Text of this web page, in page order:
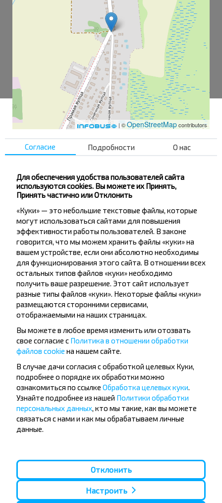
| ©OpenStreetMapcontributors
Заречная
Хотите
путешествовать
дешевле?
Не пропусти специальные акции, скидки и
другие интересные предложения INFOBUS.
Подпишись на получение новостей и
путешествуй с нами дешевле!
Подписаться
Популярные автобусные
направления
Согласие Подробности О нас
Для обеспечения удобства пользователей сайта
используются cookies. Вы можете их Принять,
Принять частично или Отклонить
«Куки» — это небольшие текстовые файлы, которые
могут использоваться сайтами для повышения
эффективности работы пользователей. В законе
говорится, что мы можем хранить файлы «куки» на
вашем устройстве, если они абсолютно необходимы
для функционирования этого сайта. В отношении всех
остальных типов файлов «куки» необходимо
получить ваше разрешение. Этот сайт использует
разные типы файлов «куки». Некоторые файлы «куки»
размещаются сторонними сервисами,
отображаемыми на наших страницах.
Вы можете в любое время изменить или отозвать
свое согласие с Политика в отношении обработки
файлов cookie на нашем сайте.
В случае дачи согласия с обработкой целевых Куки,
подробнее о порядке их обработки можно
ознакомиться по ссылке Обработка целевых куки.
Узнайте подробнее из нашей Политики обработки
персональных данных, кто мы такие, как вы можете
связаться с нами и как мы обрабатываем личные
данные.
Отклонить
Настроить